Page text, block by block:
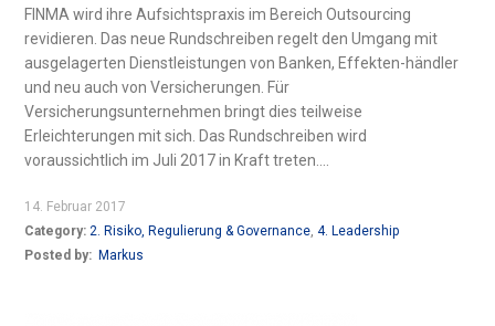
FINMA wird ihre Aufsichtspraxis im Bereich Outsourcing
revidieren. Das neue Rundschreiben regelt den Umgang mit
ausgelagerten Dienstleistungen von Banken, Effekten-händler
und neu auch von Versicherungen. Für
Versicherungsunternehmen bringt dies teilweise
Erleichterungen mit sich. Das Rundschreiben wird
voraussichtlich im Juli 2017 in Kraft treten....
14. Februar 2017
Category:2. Risiko, Regulierung & Governance,4. Leadership
Posted by: Markus